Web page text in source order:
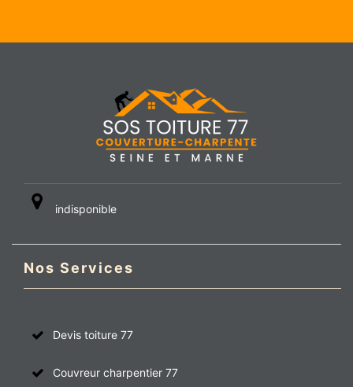
indisponible
Nos Services
Devis toiture 77
Couvreur charpentier 77